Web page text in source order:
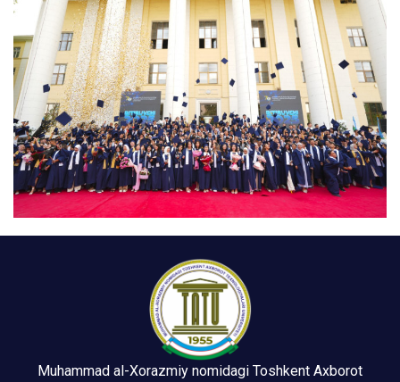
Muhammad al-Xorazmiy nomidagi Toshkent Axborot